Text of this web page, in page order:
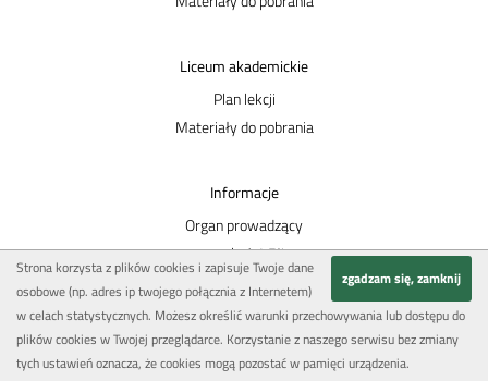
Liceum akademickie
Plan lekcji
Materiały do pobrania
Informacje
Organ prowadzący
przekaż 1,5%
Polityka prywatności
Kontakt
zgadzam się, zamknij
Strona korzysta z plików cookies i zapisuje Twoje dane
osobowe (np. adres ip twojego połącznia z Internetem)
w celach statystycznych. Możesz określić warunki przechowywania lub dostępu do
plików cookies w Twojej przeglądarce. Korzystanie z naszego serwisu bez zmiany
tych ustawień oznacza, że cookies mogą pozostać w pamięci urządzenia.